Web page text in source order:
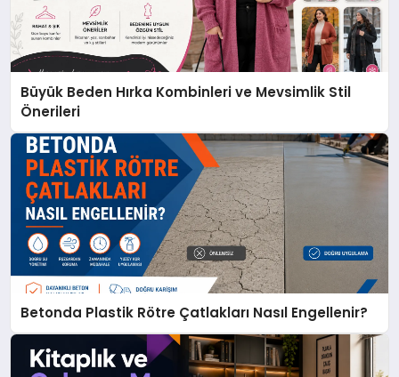
Büyük Beden Hırka Kombinleri ve Mevsimlik Stil
Önerileri
Betonda Plastik Rötre Çatlakları Nasıl Engellenir?